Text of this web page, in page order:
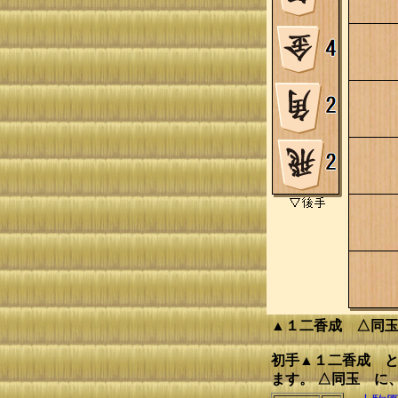
▲１二香成 △同
初手▲１二香成 と
ます。 △同玉 に